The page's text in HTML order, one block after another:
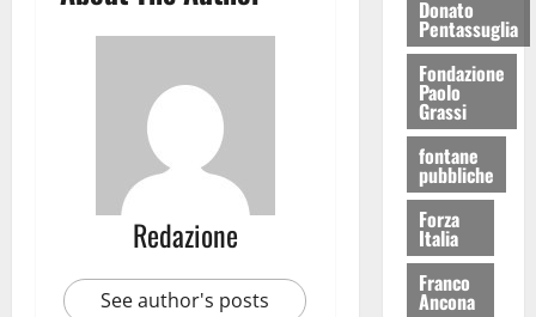
Redazione
See author's posts
Donato
Pentassuglia
Fondazione
Paolo
Grassi
fontane
pubbliche
Forza
Italia
Franco
Ancona